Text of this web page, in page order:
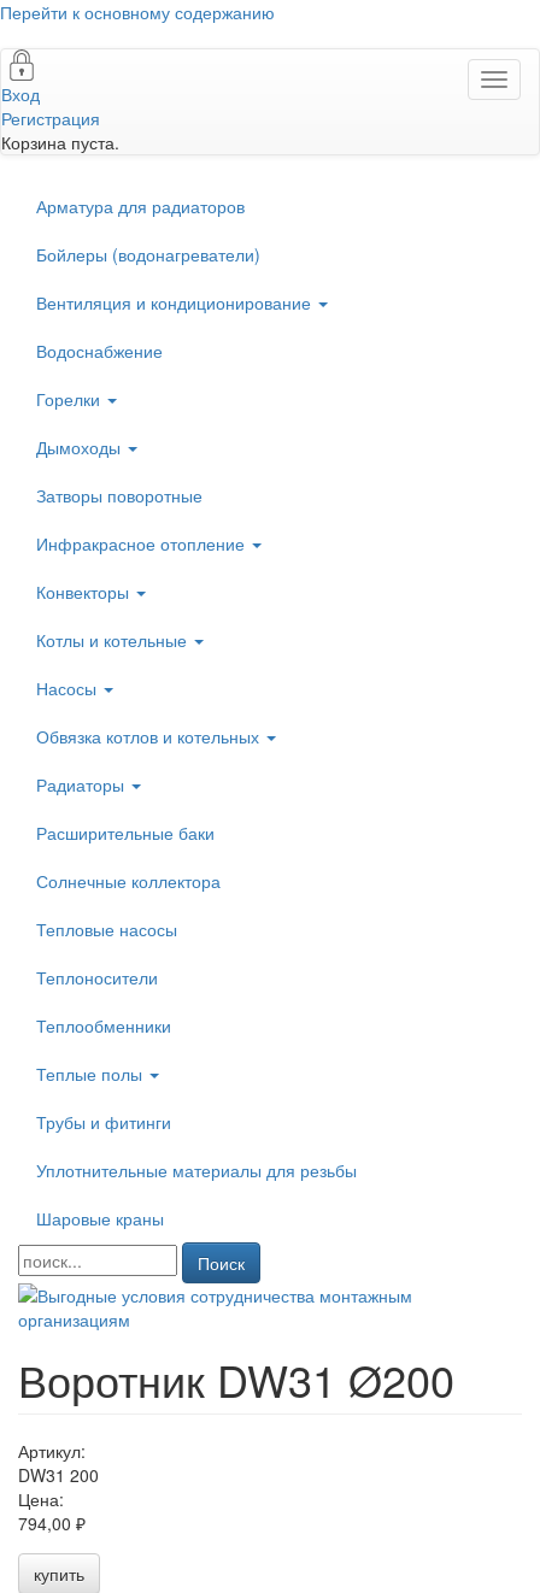
Перейти к основному содержанию
Вход
Регистрация
Корзина пуста.
Арматура для радиаторов
Бойлеры (водонагреватели)
Вентиляция и кондиционирование
Водоснабжение
Горелки
Дымоходы
Затворы поворотные
Инфракрасное отопление
Конвекторы
Котлы и котельные
Насосы
Обвязка котлов и котельных
Радиаторы
Расширительные баки
Солнечные коллектора
Тепловые насосы
Теплоносители
Теплообменники
Теплые полы
Трубы и фитинги
Уплотнительные материалы для резьбы
Шаровые краны
Поиск
Воротник DW31 Ø200
Артикул:
DW31 200
Цена:
794,00 ₽
купить